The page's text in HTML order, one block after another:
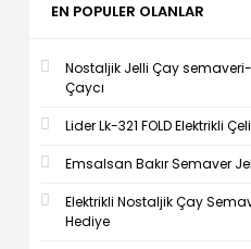
EN POPULER OLANLAR
Nostaljik Jelli Çay
Çaycı
Lider Lk-321 FOLD Elektrikli
Emsalsan Bakır Semaver Jel
Elektrikli Nostaljik Çay
Hediye